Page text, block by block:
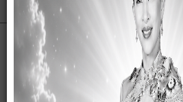
ชื่อ